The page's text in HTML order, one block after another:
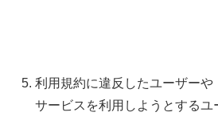
利用規約に違反したユーザー
サービスを利用しようとする